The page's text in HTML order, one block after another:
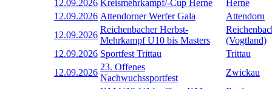
12.09.2026 Kreismehrkampf/-Cup Herne
Herne
12.09.2026 Attendorner Werfer Gala
Attendorn
12.09.2026
Reichenbacher Herbst-
Mehrkampf U10 bis Masters
(Vogtland)
12.09.2026 Sportfest Trittau
Trittau
12.09.2026
23. Offenes
Nachwuchssportfest
Zwickau